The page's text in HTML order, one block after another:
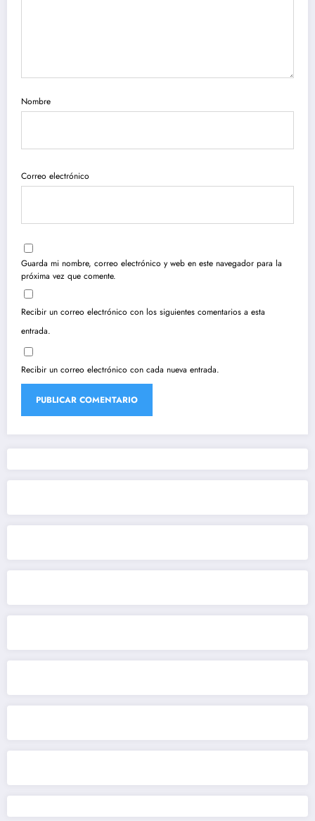
Nombre
Correo electrónico
Guarda mi nombre, correo electrónico y web en este navegador para la
próxima vez que comente.
Recibir un correo electrónico con los siguientes comentarios a esta
entrada.
Recibir un correo electrónico con cada nueva entrada.